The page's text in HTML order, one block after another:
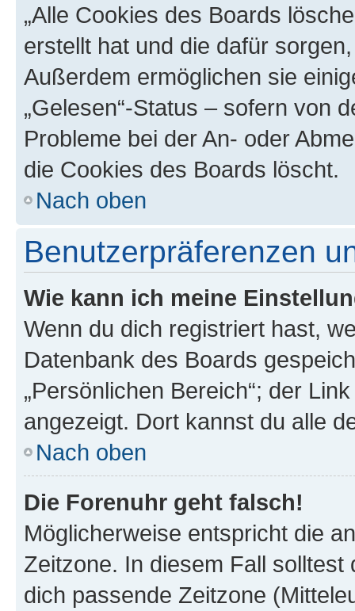
„Alle Cookies des Boards
erstellt hat und die dafür
Außerdem ermöglichen sie
„Gelesen“-Status – sofern von
Probleme bei der An- oder
die Cookies des Boards löscht.
Nach oben
Benutzerpräferenzen
Wie kann ich meine
Wenn du dich registriert hast,
Datenbank des Boards
„Persönlichen Bereich“; der
angezeigt. Dort kannst du alle
Nach oben
Die Forenuhr geht falsch!
Möglicherweise entspricht die
Zeitzone. In diesem Fall solltest
dich passende Zeitzone